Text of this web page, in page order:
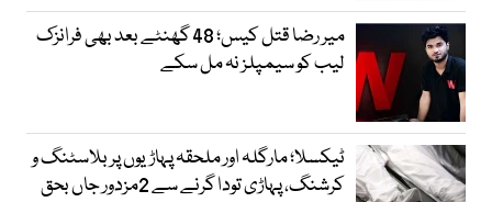
میر رضا قتل کیس؛ 48 گھنٹے بعد بھی فرانزک
لیب کو سیمپلز نہ مل سکے
ٹیکسلا؛ مارگلہ اور ملحقہ پہاڑیوں پر بلاسٹنگ و
کرشنگ، پہاڑی تودا گرنے سے 2مزدور جاں بحق